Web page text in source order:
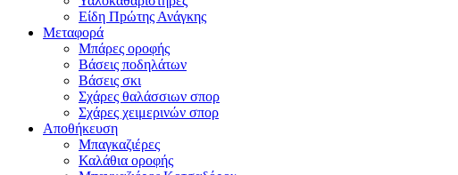
Είδη Πpώτης Ανάγκης
Μεταφορά
Μπάρες οροφής
Βάσεις ποδηλάτων
Βάσεις σκι
Σχάρες θαλάσσιων σπορ
Σχάρες χειμερινών σπορ
Αποθήκευση
Μπαγκαζιέρες
Καλάθια οροφής